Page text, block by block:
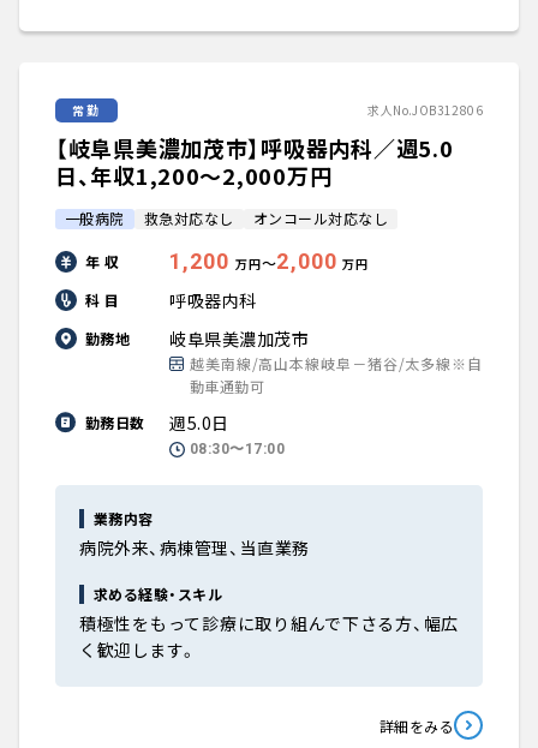
常勤 求人No.JOB312806
【岐阜県美濃加茂市】呼吸器内科／週5.0
日、年収1,200〜2,000万円
一般病院 救急対応なし オンコール対応なし
年 収 1,200 万円〜2,000 万円
科 目 呼吸器内科
勤務地 岐阜県美濃加茂市
越美南線/高山本線岐阜－猪谷/太多線※自
動車通勤可
勤務日数
週5.0日
08:30〜17:00
業務内容
病院外来、病棟管理、当直業務
求める経験・スキル
積極性をもって診療に取り組んで下さる方、幅広
く歓迎します。
詳細をみる